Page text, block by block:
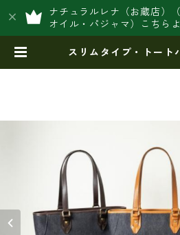
ナチュラルレナ（お蔵店）
オイル・パジャマ）こちらよ
スリムタイプ・トートバッ
製・バッグ財布 専